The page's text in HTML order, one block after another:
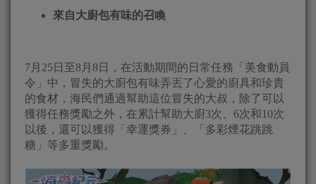
來自大廚包有味的召喚
7月25日至8月8日，在活動期間的日常任務「美食動員
令」中，冒失的大廚包有味弄丟了心愛的廚具和珍貴
的食材，海民們通過幫助這位冒失的大叔，除了可以
獲得任務獎勵之外，在累計幫助大廚3次、6次和10次
以後，還可以獲得「幸運獎券」、「多彩煙花跳跳
糖」等多重獎勵。